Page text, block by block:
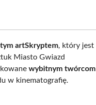
artSkryptem, który jest
Miasto Gwiazd
wybitnym twórcom
w kinematografię.